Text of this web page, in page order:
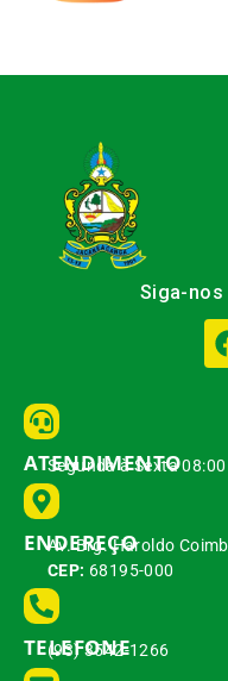
Siga-
ATENDIMENTO
Segunda à Sexta
ENDEREÇO
Av. Brg. Haroldo
CEP: 68195-000
TELEFONE
(93) 3542-1266